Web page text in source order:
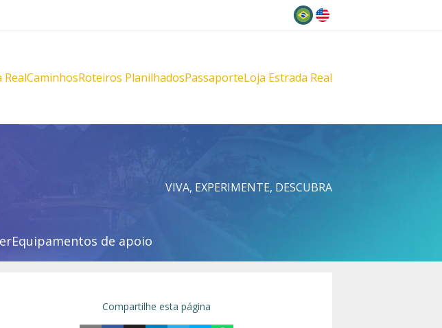
RealCaminhosRoteiros PlanilhadosPassaporteLoja Estrada Real
VIVA, EXPERIMENTE, DESCUBRA
Equipamentos de apoio
Compartilhe esta página